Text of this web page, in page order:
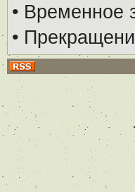
• Временное
•